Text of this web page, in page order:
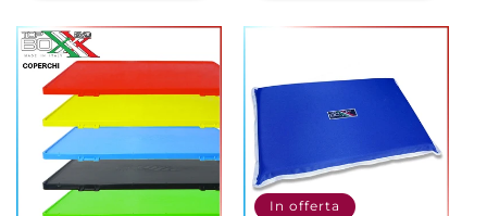
In offerta